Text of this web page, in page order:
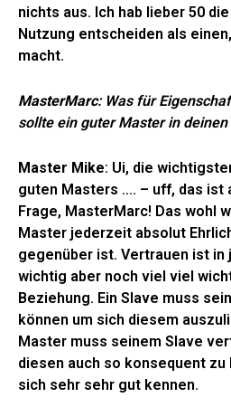
nichts aus. Ich hab lieber 50
Nutzung entscheiden als
macht.
MasterMarc: Was für
sollte ein guter Master in deinen
Master Mike: Ui, die
guten Masters …. – uff, das ist
Frage, MasterMarc! Das wohl
Master jederzeit absolut
gegenüber ist. Vertrauen ist in
wichtig aber noch viel viel
Beziehung. Ein Slave muss
können um sich diesem
Master muss seinem Slave
diesen auch so konsequent zu
sich sehr sehr gut kennen.